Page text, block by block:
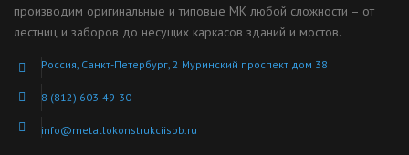
производим оригинальные и типовые МК любой сложности – от
лестниц и заборов до несущих каркасов зданий и мостов.
Россия, Санкт-Петербург, 2 Муринский проспект дом 38
8 (812) 603-49-30
info@metallokonstrukciispb.ru